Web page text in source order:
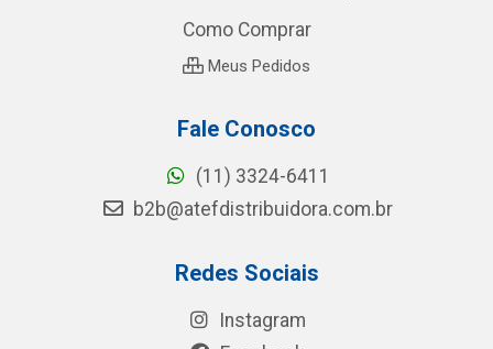
Como Comprar
Meus Pedidos
Fale Conosco
(11) 3324-6411
b2b@atefdistribuidora.com.br
Redes Sociais
Instagram